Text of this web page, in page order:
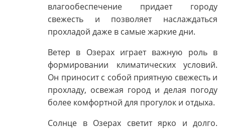
влагообеспечение придает городу
свежесть и позволяет наслаждаться
прохладой даже в самые жаркие дни.
Ветер в Озерах играет важную роль в
формировании климатических условий.
Он приносит с собой приятную свежесть и
прохладу, освежая город и делая погоду
более комфортной для прогулок и отдыха.
Солнце в Озерах светит ярко и долго.